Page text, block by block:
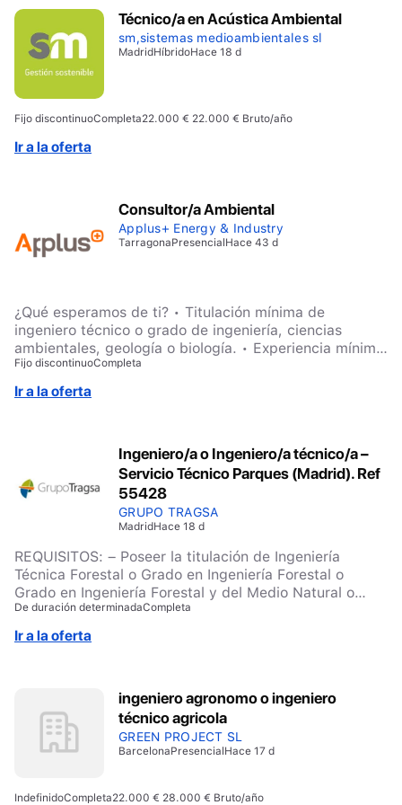
Técnico/a en Acústica Ambiental
sm,sistemas medioambientales sl
MadridHíbridoHace 18 d
Fijo discontinuoCompleta22.000 € 22.000 € Bruto/año
Ir a la oferta
Consultor/a Ambiental
Applus+ Energy & Industry
TarragonaPresencialHace 43 d
¿Qué esperamos de ti? • Titulación mínima de
ingeniero técnico o grado de ingeniería, ciencias
ambientales, geología o biología. • Experiencia mínima
de 8 años en vigilancia ambiental de operaciones y 2
años como responsable en obra • Proactividad,
compromiso y ganas de aprender • Buenas
Fijo discontinuoCompleta
Ir a la oferta
Ingeniero/a o Ingeniero/a técnico/a –
Servicio Técnico Parques (Madrid). Ref
55428
GRUPO TRAGSA
MadridHace 18 d
REQUISITOS: – Poseer la titulación de Ingeniería
Técnica Forestal o Grado en Ingeniería Forestal o
Grado en Ingeniería Forestal y del Medio Natural o
Ingeniería de Montes o Máster Universitario en
Ingeniería de Montes o Grado/Ingeniería Técnica +
Máster en Ingeniería de Montes (Nivel MECES 2 y 3)
Universidades). – Carnet de conducir tipo B válido en
España y en vigor – Disponibilidad para viajar hasta un
25% del tiempo a nivel nacional MERITOS: – Curso/s
del paquete Microsoft Office – Desde 1 mes Hasta 4
prevención y extinción de incendios forestales
De duración determinadaCompleta
Ir a la oferta
ingeniero agronomo o ingeniero
técnico agricola
GREEN PROJECT SL
BarcelonaPresencialHace 17 d
IndefinidoCompleta22.000 € 28.000 € Bruto/año